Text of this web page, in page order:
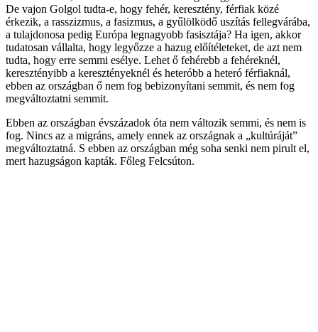
De vajon Golgol tudta-e, hogy fehér, keresztény, férfiak közé
érkezik, a rasszizmus, a fasizmus, a gyűlölködő uszítás fellegvárába,
a tulajdonosa pedig Európa legnagyobb fasisztája? Ha igen, akkor
tudatosan vállalta, hogy legyőzze a hazug előítéleteket, de azt nem
tudta, hogy erre semmi esélye. Lehet ő fehérebb a fehéreknél,
keresztényibb a keresztényeknél és heteróbb a heteró férfiaknál,
ebben az országban ő nem fog bebizonyítani semmit, és nem fog
megváltoztatni semmit.
Ebben az országban évszázadok óta nem változik semmi, és nem is
fog. Nincs az a migráns, amely ennek az országnak a „kultúráját”
megváltoztatná. S ebben az országban még soha senki nem pirult el,
mert hazugságon kapták. Főleg Felcsúton.